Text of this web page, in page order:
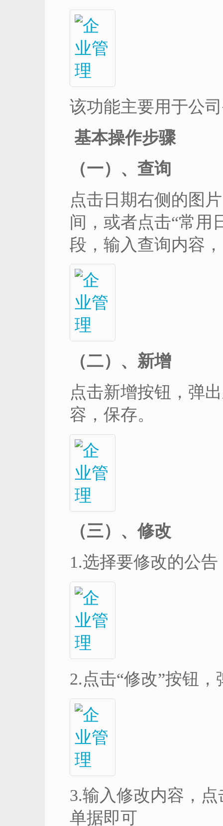
该功能主要用于公
基本操作步骤
（一）、查询
点击日期右侧的图
间，或者点击“常用
段，输入查询内容
（二）、新增
点击新增按钮，弹
容，保存。
（三）、修改
1.选择要修改的公告
2.点击“修改”按钮
3.输入修改内容，
单据即可